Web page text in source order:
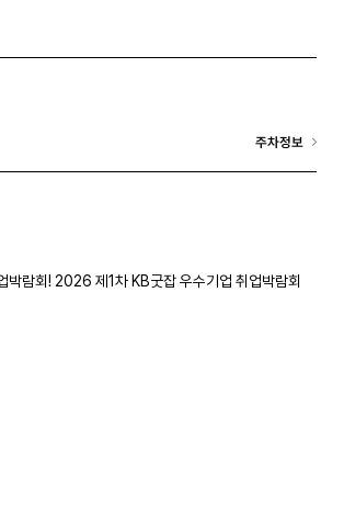
주차정보
박람회! 2026 제1차 KB굿잡 우수기업 취업박람회